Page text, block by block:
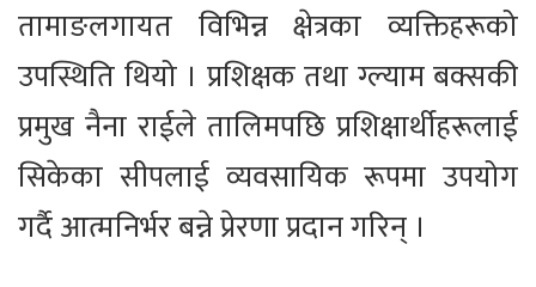
तामाङलगायत विभिन्न क्षेत्रका व्यक्तिहरूको
उपस्थिति थियो । प्रशिक्षक तथा ग्ल्याम बक्सकी
प्रमुख नैना राईले तालिमपछि प्रशिक्षार्थीहरूलाई
सिकेका सीपलाई व्यवसायिक रूपमा उपयोग
गर्दै आत्मनिर्भर बन्ने प्रेरणा प्रदान गरिन् ।